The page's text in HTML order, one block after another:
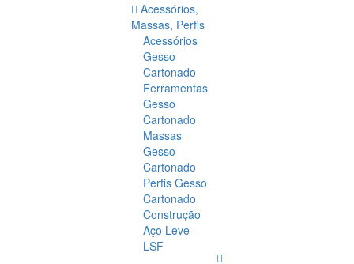
Acessórios,
Massas, Perfis
Acessórios
Gesso
Cartonado
Ferramentas
Gesso
Cartonado
Massas
Gesso
Cartonado
Perfis Gesso
Cartonado
Construção
Aço Leve -
LSF